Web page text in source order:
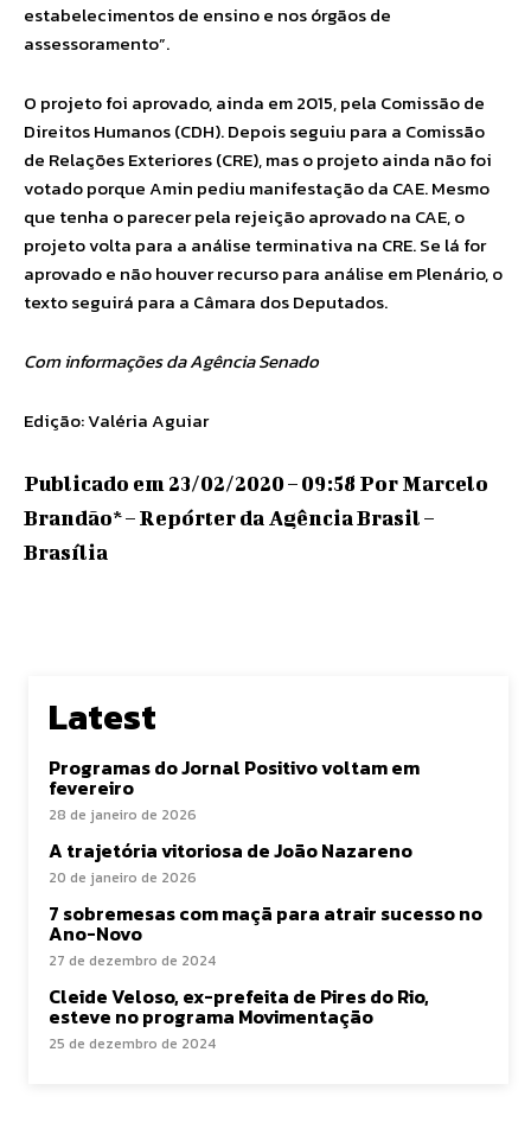
estabelecimentos de ensino e nos órgãos de
assessoramento”.
O projeto foi aprovado, ainda em 2015, pela Comissão de
Direitos Humanos (CDH). Depois seguiu para a Comissão
de Relações Exteriores (CRE), mas o projeto ainda não foi
votado porque Amin pediu manifestação da CAE. Mesmo
que tenha o parecer pela rejeição aprovado na CAE, o
projeto volta para a análise terminativa na CRE. Se lá for
aprovado e não houver recurso para análise em Plenário, o
texto seguirá para a Câmara dos Deputados.
Com informações da Agência Senado
Edição: Valéria Aguiar
Publicado em 23/02/2020 – 09:58 Por Marcelo
Brandão* – Repórter da Agência Brasil –
Brasília
Latest
Programas do Jornal Positivo voltam em
fevereiro
28 de janeiro de 2026
A trajetória vitoriosa de João Nazareno
20 de janeiro de 2026
7 sobremesas com maçã para atrair sucesso no
Ano-Novo
27 de dezembro de 2024
Cleide Veloso, ex-prefeita de Pires do Rio,
esteve no programa Movimentação
25 de dezembro de 2024